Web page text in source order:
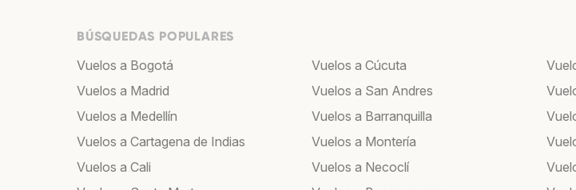
BÚSQUEDAS POPULARES
Vuelos a Bogotá
Vuelos a Madrid
Vuelos a Medellín
Vuelos a Cartagena de Indias
Vuelos a Cali
Vuelos a Cúcuta
Vuelos a San Andres
Vuelos a Barranquilla
Vuelos a Montería
Vuelos a Necoclí